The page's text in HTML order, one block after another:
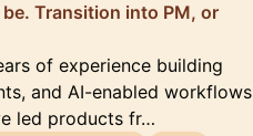
Transition into PM, or
of experience building
and AI-enabled workflows
led products fr…